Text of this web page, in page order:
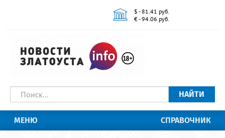
$ - 81.41 руб.
€ - 94.06 руб.
НАЙТИ
МЕНЮ СПРАВОЧНИК